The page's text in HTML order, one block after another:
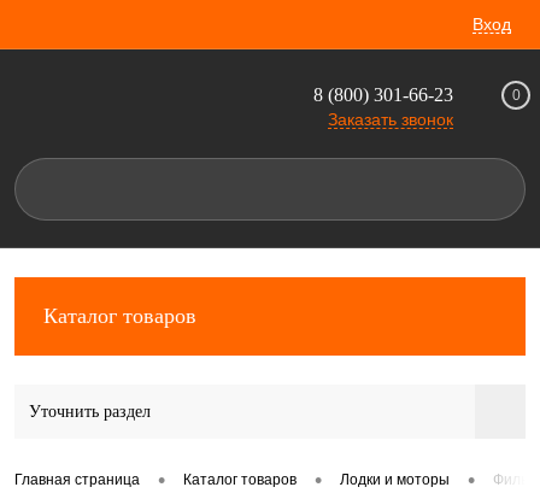
Вход
8 (800) 301-66-23
Заказать звонок
0
Каталог товаров
Уточнить раздел
Главная страница • Каталог товаров • Лодки и моторы •